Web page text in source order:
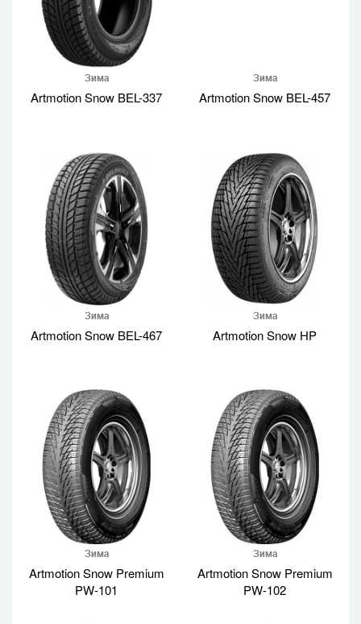
Зима
Artmotion Snow BEL-337
Зима
Artmotion Snow BEL-457
Зима
Artmotion Snow BEL-467
Зима
Artmotion Snow HP
Зима
Artmotion Snow Premium
PW-101
Зима
Artmotion Snow Premium
PW-102